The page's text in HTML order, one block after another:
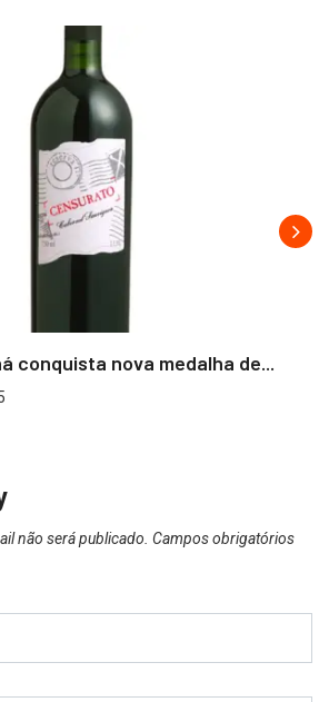
conquista nova medalha de...
não será publicado. Campos obrigatórios